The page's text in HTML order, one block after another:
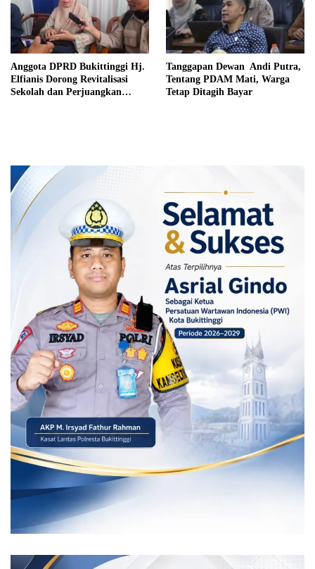
Anggota DPRD Bukittinggi Hj.
Elfianis Dorong Revitalisasi
Sekolah dan Perjuangkan
Tanggapan Dewan Andi Putra,
Tentang PDAM Mati, Warga
Tetap Ditagih Bayar